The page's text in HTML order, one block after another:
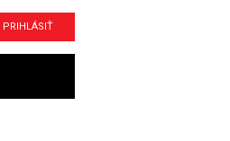
PRIHLÁSIŤ